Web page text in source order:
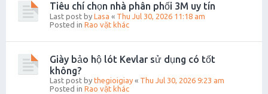
Tiêu chí chọn nhà phân phối 3M uy tín
Last post by Lasa « Thu Jul 30, 2026 11:18 am
Posted in Rao vặt khác
Giày bảo hộ lót Kevlar sử dụng có tốt
không?
Last post by thegioigiay « Thu Jul 30, 2026 9:23 am
Posted in Rao vặt khác